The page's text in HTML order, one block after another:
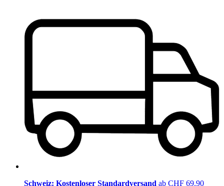
Schweiz: Kostenloser Standardversand ab CHF 69.90